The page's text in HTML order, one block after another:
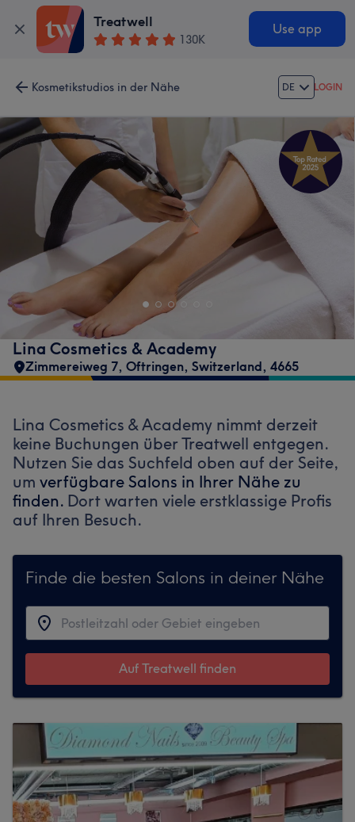
Treatwell
130K
Use app
Kosmetikstudios in der Nähe DE LOGIN
Lina Cosmetics & Academy
Zimmereiweg 7, Oftringen, Switzerland, 4665
Lina Cosmetics & Academy nimmt derzeit
keine Buchungen über Treatwell entgegen.
Nutzen Sie das Suchfeld oben auf der Seite,
um verfügbare Salons in Ihrer Nähe zu
finden. Dort warten viele erstklassige Profis
auf Ihren Besuch.
Finde die besten Salons in deiner Nähe
Auf Treatwell finden